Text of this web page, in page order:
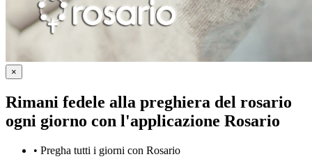
×
Rimani fedele alla preghiera del rosario
ogni giorno con l'applicazione Rosario
• Pregha tutti i giorni con Rosario